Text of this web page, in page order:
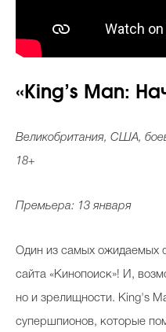
«King’s Man:
Великобритания, США,
18+
Премьера: 13 января
Один из самых ожидаемых
сайта «Кинопоиск»! И,
но и зрелищности. King's
супершпионов, которые